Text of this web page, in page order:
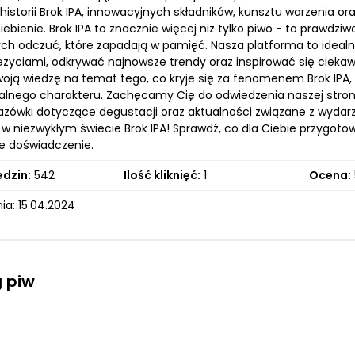
Brok IPA, innowacyjnych składników, kunsztu warzenia
Brok IPA to znacznie więcej niż tylko piwo - to
odczuć, które zapadają w pamięć. Nasza platforma to
odkrywać najnowsze trendy oraz inspirować się
wiedzę na temat tego, co kryje się za fenomenem Brok
charakteru. Zachęcamy Cię do odwiedzenia naszej
dotyczące degustacji oraz aktualności związane z
niezwykłym świecie Brok IPA! Sprawdź, co dla Ciebie
doświadczenie.
542 Ilość kliknięć: 1 Ocena:
15.04.2024
piw